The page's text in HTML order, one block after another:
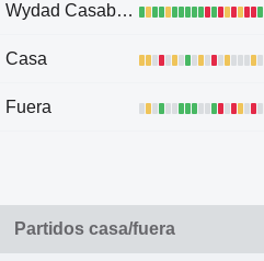
Wydad Casablanca
Casa
Fuera
Partidos casa/fuera